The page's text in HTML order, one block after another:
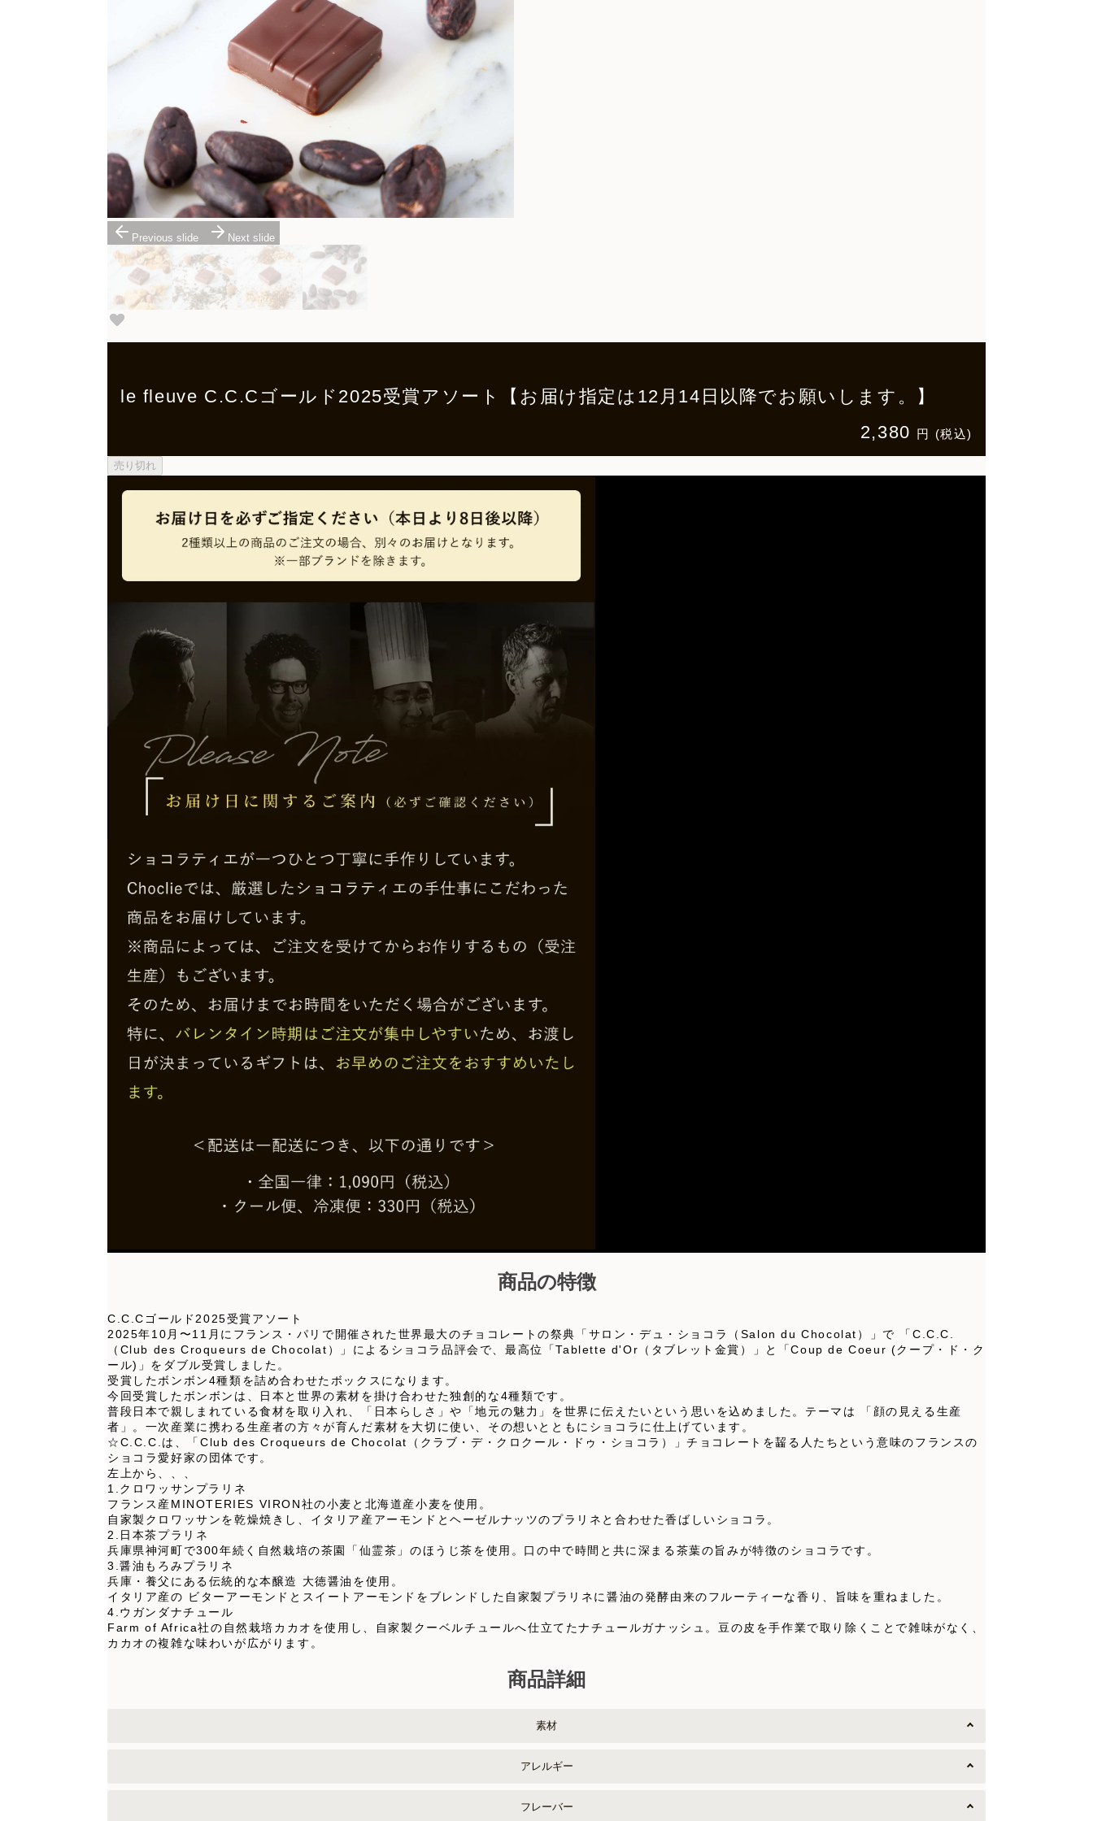
Previous slide Next slide
le fleuve C.C.Cゴールド2025受賞アソート【お届け指定は12月14日以降でお願いします。】
2,380 円 (税込)
売り切れ
商品の特徴
C.C.Cゴールド2025受賞アソート
2025年10月〜11月にフランス・パリで開催された世界最大のチョコレートの祭典「サロン・デュ・ショコラ（Salon du Chocolat）」で 「C.C.C.
（Club des Croqueurs de Chocolat）」によるショコラ品評会で、最高位「Tablette d'Or（タブレット金賞）」と「Coup de Coeur (クープ・ド・ク
ール)」をダブル受賞しました。
受賞したボンボン4種類を詰め合わせたボックスになります。
今回受賞したボンボンは、日本と世界の素材を掛け合わせた独創的な4種類です。
普段日本で親しまれている食材を取り入れ、「日本らしさ」や「地元の魅力」を世界に伝えたいという思いを込めました。テーマは 「顔の見える生産
者」。一次産業に携わる生産者の方々が育んだ素材を大切に使い、その想いとともにショコラに仕上げています。
☆C.C.C.は、「Club des Croqueurs de Chocolat（クラブ・デ・クロクール・ドゥ・ショコラ）」チョコレートを齧る人たちという意味のフランスの
ショコラ愛好家の団体です。
左上から、、、
1.クロワッサンプラリネ
フランス産MINOTERIES VIRON社の小麦と北海道産小麦を使用。
自家製クロワッサンを乾燥焼きし、イタリア産アーモンドとヘーゼルナッツのプラリネと合わせた香ばしいショコラ。
2.日本茶プラリネ
兵庫県神河町で300年続く自然栽培の茶園「仙霊茶」のほうじ茶を使用。口の中で時間と共に深まる茶葉の旨みが特徴のショコラです。
3.醤油もろみプラリネ
兵庫・養父にある伝統的な本醸造 大徳醤油を使用。
イタリア産の ビターアーモンドとスイートアーモンドをブレンドした自家製プラリネに醤油の発酵由来のフルーティーな香り、旨味を重ねました。
4.ウガンダナチュール
Farm of Africa社の自然栽培カカオを使用し、自家製クーベルチュールへ仕立てたナチュールガナッシュ。豆の皮を手作業で取り除くことで雑味がなく、
カカオの複雑な味わいが広がります。
商品詳細
素材
アレルギー
フレーバー